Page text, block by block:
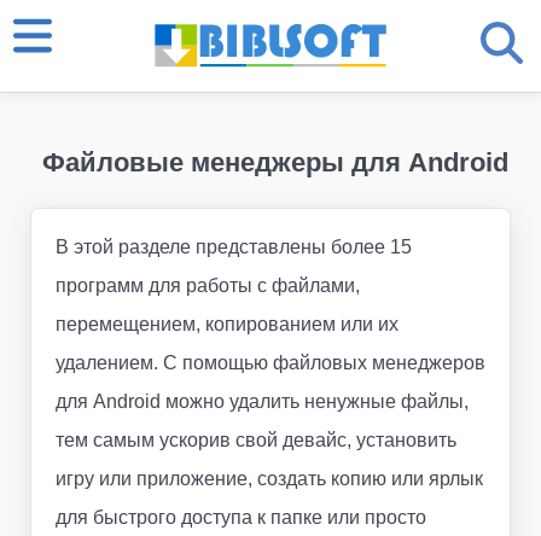
Файловые менеджеры для Android
В этой разделе представлены более 15
программ для работы с файлами,
перемещением, копированием или их
удалением. С помощью файловых менеджеров
для Android можно удалить ненужные файлы,
тем самым ускорив свой девайс, установить
игру или приложение, создать копию или ярлык
для быстрого доступа к папке или просто